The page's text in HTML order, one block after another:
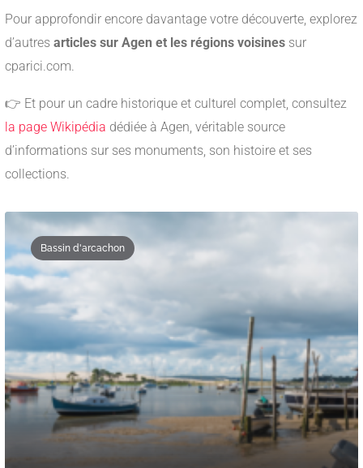
Pour approfondir encore davantage votre découverte, explorez
d’autres articles sur Agen et les régions voisines sur
cparici.com.
👉 Et pour un cadre historique et culturel complet, consultez
la page Wikipédia dédiée à Agen, véritable source
d’informations sur ses monuments, son histoire et ses
collections.
Bassin d'arcachon